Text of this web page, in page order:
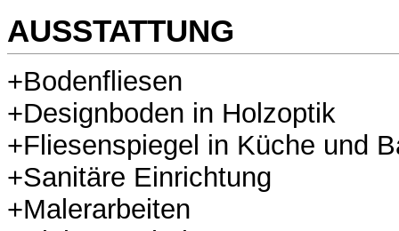
AUSSTATTUNG
+Bodenfliesen
+Designboden in Holzoptik
+Fliesenspiegel in Küche und
+Sanitäre Einrichtung
+Malerarbeiten